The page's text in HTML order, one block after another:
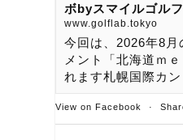
ボbyスマイルゴル
www.golflab.tokyo
今回は、2026年8
メント「北海道ｍ
れます札幌国際カ
View on Facebook ·